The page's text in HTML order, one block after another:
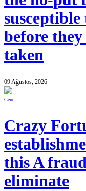
before
taken
09 Ağustos, 2026
Genel
Crazy
this A
eliminate